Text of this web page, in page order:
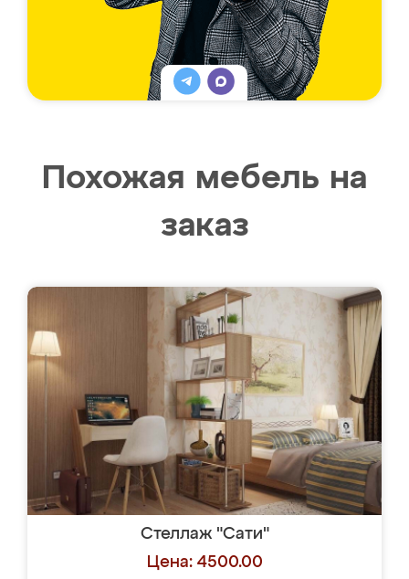
Похожая мебель на
заказ
Стеллаж "Сати"
Цена: 4500.00